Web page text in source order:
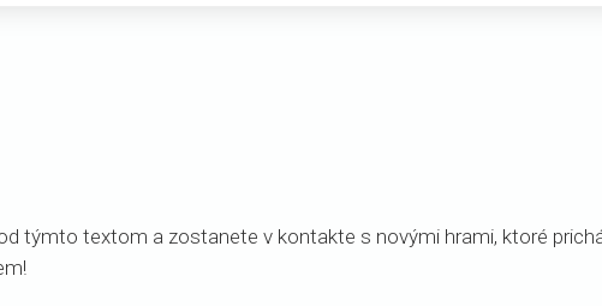
týmto textom a zostanete v kontakte s novými hrami, ktoré